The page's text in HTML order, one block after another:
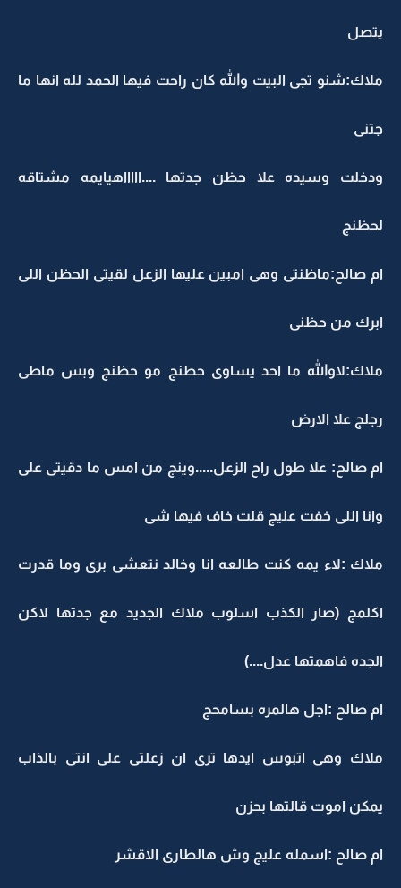
يتصل
ملاك:شنو تجى البيت والله كان راحت فيها الحمد لله انها ما
جتنى
ودخلت وسيده علا حظن جدتها ....اااااهيايمه مشتاقه
لحظنج
ام صالح:ماظنتى وهى امبين عليها الزعل لقيتى الحظن اللى
ابرك من حظنى
ملاك:لاوالله ما احد يساوى حطنج مو حظنج وبس ماطى
رجلج علا الارض
ام صالح: علا طول راح الزعل.....وينج من امس ما دقيتى على
وانا اللى خفت عليج قلت خاف فيها شى
ملاك :لاء يمه كنت طالعه انا وخالد نتعشى برى وما قدرت
اكلمج (صار الكذب اسلوب ملاك الجديد مع جدتها لاكن
الجده فاهمتها عدل....)
ام صالح :اجل هالمره بسامحج
ملاك وهى اتبوس ايدها ترى ان زعلتى على انتى بالذاب
يمكن اموت قالتها بحزن
ام صالح :اسمله عليج وش هالطارى الاقشر